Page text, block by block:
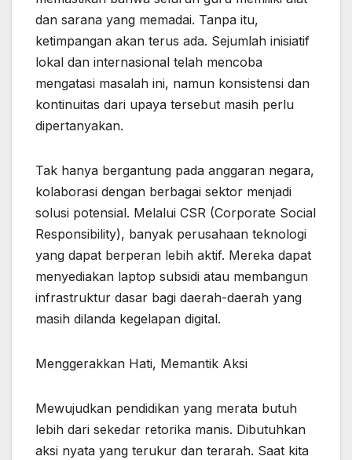
dan sarana yang memadai. Tanpa itu,
ketimpangan akan terus ada. Sejumlah inisiatif
lokal dan internasional telah mencoba
mengatasi masalah ini, namun konsistensi dan
kontinuitas dari upaya tersebut masih perlu
dipertanyakan.
Tak hanya bergantung pada anggaran negara,
kolaborasi dengan berbagai sektor menjadi
solusi potensial. Melalui CSR (Corporate Social
Responsibility), banyak perusahaan teknologi
yang dapat berperan lebih aktif. Mereka dapat
menyediakan laptop subsidi atau membangun
infrastruktur dasar bagi daerah-daerah yang
masih dilanda kegelapan digital.
Menggerakkan Hati, Memantik Aksi
Mewujudkan pendidikan yang merata butuh
lebih dari sekedar retorika manis. Dibutuhkan
aksi nyata yang terukur dan terarah. Saat kita